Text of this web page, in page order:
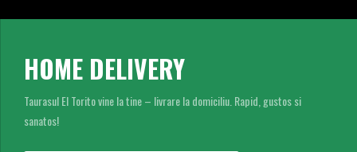
HOME DELIVERY
Taurasul El Torito vine la tine – livrare la domiciliu. Rapid, gustos si
sanatos!